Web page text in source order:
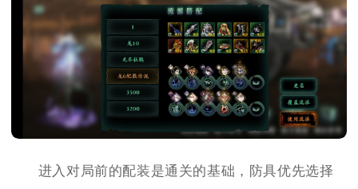
进入对局前的配装是通关的基础，防具优先选择